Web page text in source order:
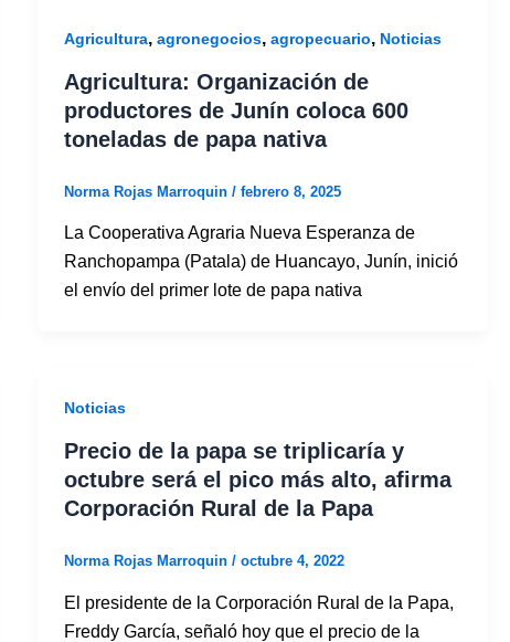
Agricultura, agronegocios, agropecuario, Noticias
Agricultura: Organización de
productores de Junín coloca 600
toneladas de papa nativa
Norma Rojas Marroquin / febrero 8, 2025
La Cooperativa Agraria Nueva Esperanza de
Ranchopampa (Patala) de Huancayo, Junín, inició
el envío del primer lote de papa nativa
Noticias
Precio de la papa se triplicaría y
octubre será el pico más alto, afirma
Corporación Rural de la Papa
Norma Rojas Marroquin / octubre 4, 2022
El presidente de la Corporación Rural de la Papa,
Freddy García, señaló hoy que el precio de la